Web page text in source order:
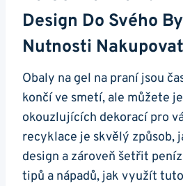
Design Do ‌svého
Nutnosti
Obaly na gel ‌na praní jsou
končí ve smetí, ale můžete
okouzlujících dekorací‍ pro‌
recyklace je skvělý způsob,
design a zároveň šetřit
tipů⁢ a nápadů, ‍jak využít